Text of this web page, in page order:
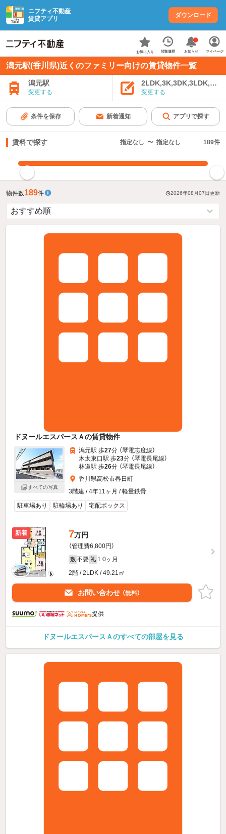
ニフティ不動産
賃貸アプリ
ダウンロード
お気に入り 閲覧履歴 お知らせ マイページ
潟元駅(香川県)近くのファミリー向けの賃貸物件一覧
潟元駅
変更する 変更する
条件を保存 新着通知 アプリで探す
賃料で探す 指定なし 〜 指定なし 189件
物件数189件 2026年08月07日更新
ドヌールエスパースＡの賃貸物件
すべての写真
潟元駅 歩27分 （琴電志度線）
木太東口駅 歩23分 （琴電長尾線）
林道駅 歩26分 （琴電長尾線）
香川県高松市春日町
3階建 / 4年11ヶ月 / 軽量鉄骨
駐車場あり
駐輪場あり 宅配ボックス
新着 7万円
（管理費6,800円）
敷 不要 礼 1.0ヶ月
2階 / 2LDK / 49.21㎡
お問い合わせ （無料）
提供
ドヌールエスパースＡのすべての部屋を見る